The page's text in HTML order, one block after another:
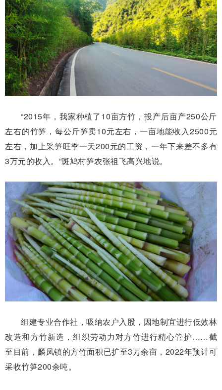
“2015年，我家种植了10亩方竹，投产后亩产250公斤
左右的竹笋，每公斤笋卖10元左右，一亩地能收入2500元
左右，加上采笋旺季一天200元的工资，一年下来差不多有
3万元的收入。”斑鸠村笋农张祖飞高兴地说。
组建专业合作社，吸纳农户入股，因地制宜进行低效林
改造和方竹新造，组织劳动力对方竹进行精心管护……截
至目前，麟凤镇的方竹面积已扩至3万余亩，2022年预计可
采收竹笋200余吨。